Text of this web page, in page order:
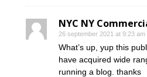
NYC NY
26 september 2021 at 9:23 am
What’s up, yup this
have acquired wide
running a blog. thanks